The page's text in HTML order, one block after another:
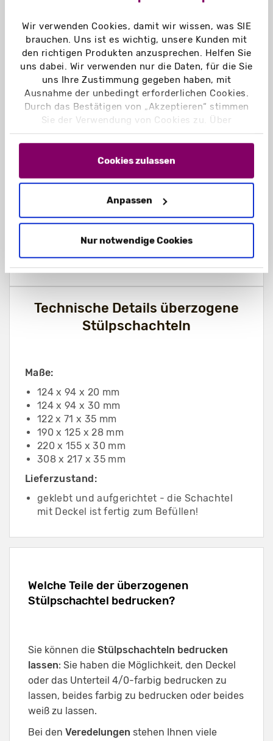
Wir verwenden Cookies, damit wir wissen, was SIE
brauchen. Uns ist es wichtig, unsere Kunden mit
den richtigen Produkten anzusprechen. Helfen Sie
uns dabei. Wir verwenden nur die Daten, für die Sie
uns Ihre Zustimmung gegeben haben, mit
Ausnahme der unbedingt erforderlichen Cookies.
Durch das Bestätigen von „Akzeptieren“ stimmen
Sie der Verwendung von Cookies zu. Über
„Einstellungen“ können Sie auswählen, welche
Cookies Sie zulassen. Hier finden Sie unser
und unsereDatenschutzerklärung
Cookies zulassen
Anpassen
Nur notwendige Cookies
Aufbau der überzogenen
Schachtel mit Deckel
Stülpschachteln Karton:
dicke Graupappe als Basis / Stülpschachtel
ungestrichen)
Schachtel mit Deckel
Bodenteil und Deckelteil: zwei separate
äußerst stabil und robust
elegante Erscheinung ohne Grifflöcher etc.
Technische Details überzogene
Stülpschachteln
Maße:
124 x 94 x 20 mm
124 x 94 x 30 mm
122 x 71 x 35 mm
190 x 125 x 28 mm
220 x 155 x 30 mm
308 x 217 x 35 mm
Lieferzustand:
geklebt und aufgerichtet - die Schachtel
mit Deckel ist fertig zum Befüllen!
Welche Teile der überzogenen
Stülpschachtel bedrucken?
Sie können die Stülpschachteln bedrucken
lassen: Sie haben die Möglichkeit, den Deckel
oder das Unterteil 4/0-farbig bedrucken zu
lassen, beides farbig zu bedrucken oder beides
weiß zu lassen.
Bei den Veredelungen stehen Ihnen viele